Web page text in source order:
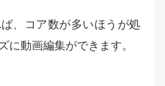
、コア数が多いほうが処
に動画編集ができます。